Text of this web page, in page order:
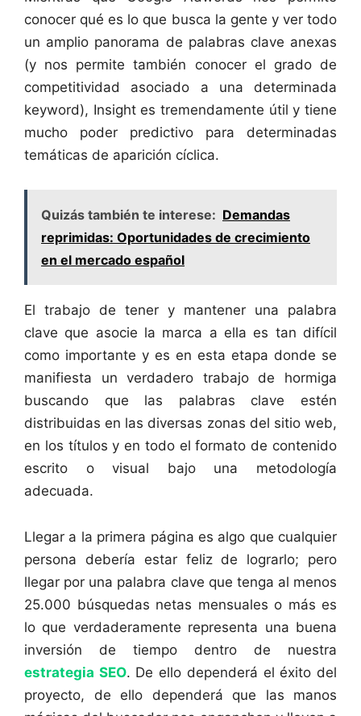
conocer qué es lo que busca la gente y ver todo
un amplio panorama de palabras clave anexas
(y nos permite también conocer el grado de
competitividad asociado a una determinada
keyword), Insight es tremendamente útil y tiene
mucho poder predictivo para determinadas
temáticas de aparición cíclica.
Quizás también te interese: Demandas
reprimidas: Oportunidades de crecimiento
en el mercado español
El trabajo de tener y mantener una palabra
clave que asocie la marca a ella es tan difícil
como importante y es en esta etapa donde se
manifiesta un verdadero trabajo de hormiga
buscando que las palabras clave estén
distribuidas en las diversas zonas del sitio web,
en los títulos y en todo el formato de contenido
escrito o visual bajo una metodología
adecuada.
Llegar a la primera página es algo que cualquier
persona debería estar feliz de lograrlo; pero
llegar por una palabra clave que tenga al menos
25.000 búsquedas netas mensuales o más es
lo que verdaderamente representa una buena
inversión de tiempo dentro de nuestra
estrategia SEO. De ello dependerá el éxito del
proyecto, de ello dependerá que las manos